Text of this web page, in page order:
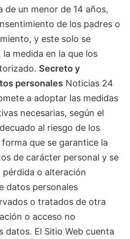
de un menor de 14 años,
de los padres o
y este solo se
medida en la que los
Secreto y
personales Noticias 24
a adoptar las medidas
necesarias, según el
al riesgo de los
que se garantice la
de carácter personal y se
o alteración
datos personales
o tratados de otra
o acceso no
datos. El Sitio Web cuenta